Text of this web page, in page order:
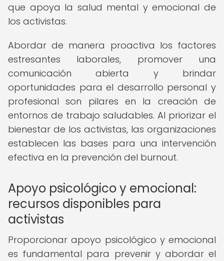
que apoya la salud mental y emocional de
los activistas.
Abordar de manera proactiva los factores
estresantes laborales, promover una
comunicación abierta y brindar
oportunidades para el desarrollo personal y
profesional son pilares en la creación de
entornos de trabajo saludables. Al priorizar el
bienestar de los activistas, las organizaciones
establecen las bases para una intervención
efectiva en la prevención del burnout.
Apoyo psicológico y emocional:
recursos disponibles para
activistas
Proporcionar apoyo psicológico y emocional
es fundamental para prevenir y abordar el